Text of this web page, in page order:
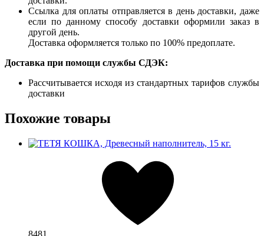
Ссылка для оплаты отправляется в день доставки, даже
если по данному способу доставки оформили заказ в
другой день.
Доставка оформляется только по 100% предоплате.
Доставка при помощи службы СДЭК:
Рассчитывается исходя из стандартных тарифов службы
доставки
Похожие товары
8481